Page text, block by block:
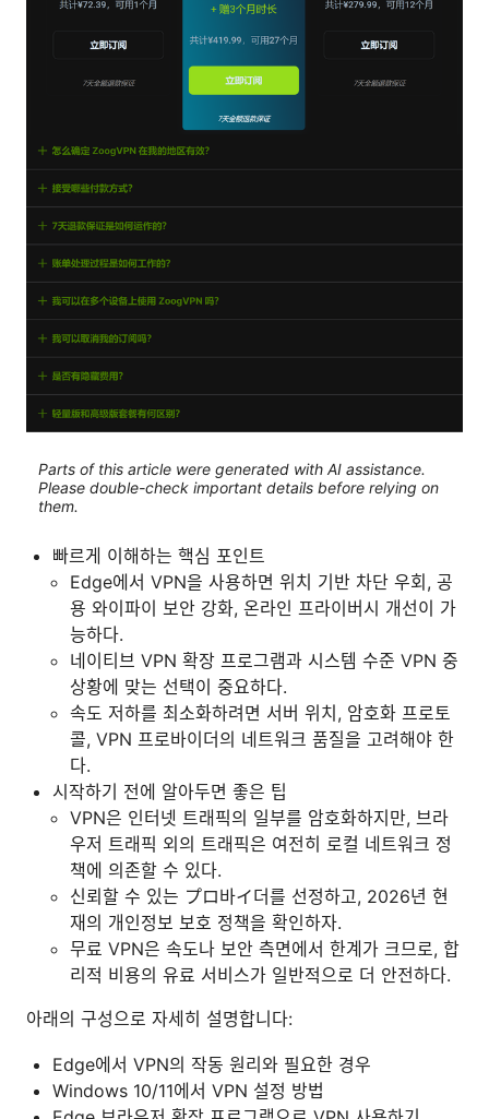
Parts of this article were generated with AI assistance.
Please double-check important details before relying on
them.
빠르게 이해하는 핵심 포인트
Edge에서 VPN을 사용하면 위치 기반 차단 우회, 공
용 와이파이 보안 강화, 온라인 프라이버시 개선이 가
능하다.
네이티브 VPN 확장 프로그램과 시스템 수준 VPN 중
상황에 맞는 선택이 중요하다.
속도 저하를 최소화하려면 서버 위치, 암호화 프로토
콜, VPN 프로바이더의 네트워크 품질을 고려해야 한
다.
시작하기 전에 알아두면 좋은 팁
VPN은 인터넷 트래픽의 일부를 암호화하지만, 브라
우저 트래픽 외의 트래픽은 여전히 로컬 네트워크 정
책에 의존할 수 있다.
신뢰할 수 있는 プロ바イ더를 선정하고, 2026년 현
재의 개인정보 보호 정책을 확인하자.
무료 VPN은 속도나 보안 측면에서 한계가 크므로, 합
리적 비용의 유료 서비스가 일반적으로 더 안전하다.
아래의 구성으로 자세히 설명합니다:
Edge에서 VPN의 작동 원리와 필요한 경우
Windows 10/11에서 VPN 설정 방법